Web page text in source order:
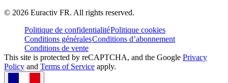
© 2026 Euractiv FR. All rights reserved.
Politique de confidentialitéPolitique cookies
Conditions généralesConditions d’abonnement
Conditions de vente
This site is protected by reCAPTCHA, and the Google Privacy
Policy and Terms of Service apply.